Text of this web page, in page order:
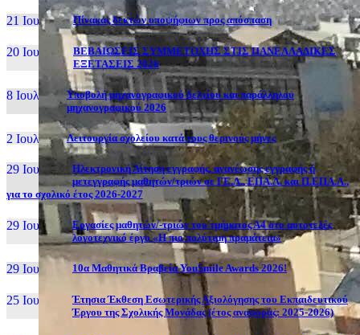
21 Ιουλ, 26 Πίνακας δεκτών υποψήφιων προς απόσπαση
20 Ιουλ, 26
ΒΕΒΑΙΩΣΕΙΣ ΣΥΜΜΕΤΟΧΗΣ ΣΤΙΣ ΠΑΝΕΛΛΑΔΙΚΕΣ
ΕΞΕΤΑΣΕΙΣ 2026
8 Ιουλ, 26
Υποβολή μηχανογραφικού δελτίου και παράλληλου
μηχανογραφικού 2026
2 Ιουλ, 26 Λειτουργία σχολείου κατά τους θερινούς μήνες
29 Ιουν, 26
Ηλεκτρονική Αίτηση εγγραφής, ανανέωσης εγγραφής ή
μετεγγραφής μαθητών/τριών σε ΓΕ.Λ., ΕΠΑ.Λ. και Π.ΕΠΑ.Λ.,
για το σχολικό έτος 2026-2027
29 Ιουν, 26
Εργασίες μαθητών/-τριών του τμήματος Α4 στο αυτοτελές
λογοτεχνικό έργο «Η πιο πολύτιμη πραμάτεια»
29 Ιουν, 26 10α Μαθητικά Βραβεία YouSmile Awards 2026!
25 Ιουν, 26
Έτησια Έκθεση Εσωτερικής Αξιολόγησης του Εκπαιδευτικού
Έργου της Σχολικής Μονάδας (έτος αναφοράς: 2025-2026)